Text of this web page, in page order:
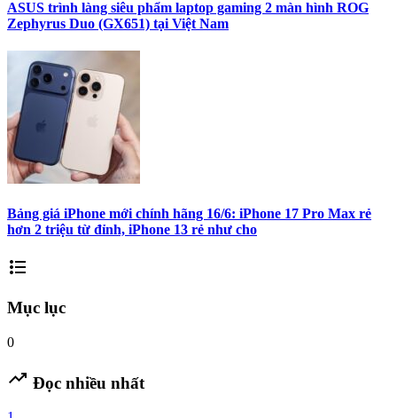
ASUS trình làng siêu phẩm laptop gaming 2 màn hình ROG
Zephyrus Duo (GX651) tại Việt Nam
Bảng giá iPhone mới chính hãng 16/6: iPhone 17 Pro Max rẻ
hơn 2 triệu từ đỉnh, iPhone 13 rẻ như cho
format_list_bulleted
Mục lục
0
trending_up Đọc nhiều nhất